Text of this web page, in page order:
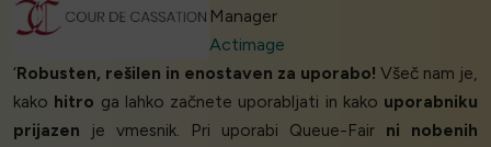
Manager
Actimage
‘Robusten, rešilen in enostaven za uporabo! Všeč nam je,
kako hitro ga lahko začnete uporabljati in kako uporabniku
prijazen je vmesnik. Pri uporabi Queue-Fair ni nobenih